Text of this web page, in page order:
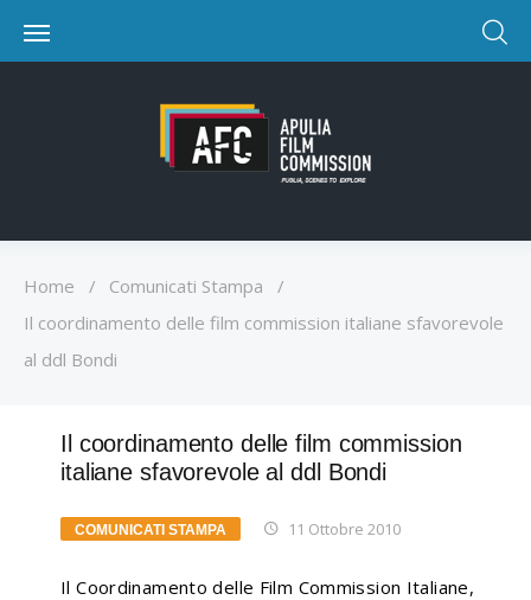
Home / Comunicati Stampa
/
Il coordinamento delle film commission italiane sfavorevole
al ddl Bondi
Il coordinamento delle film commission
italiane sfavorevole al ddl Bondi
COMUNICATI STAMPA 11 Ottobre 2010
Il Coordinamento delle Film Commission Italiane,